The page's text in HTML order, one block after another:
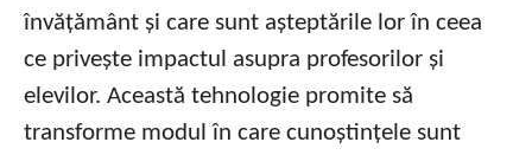
învățământ și care sunt așteptările lor în ceea
ce privește impactul asupra profesorilor și
elevilor. Această tehnologie promite să
transforme modul în care cunoștințele sunt